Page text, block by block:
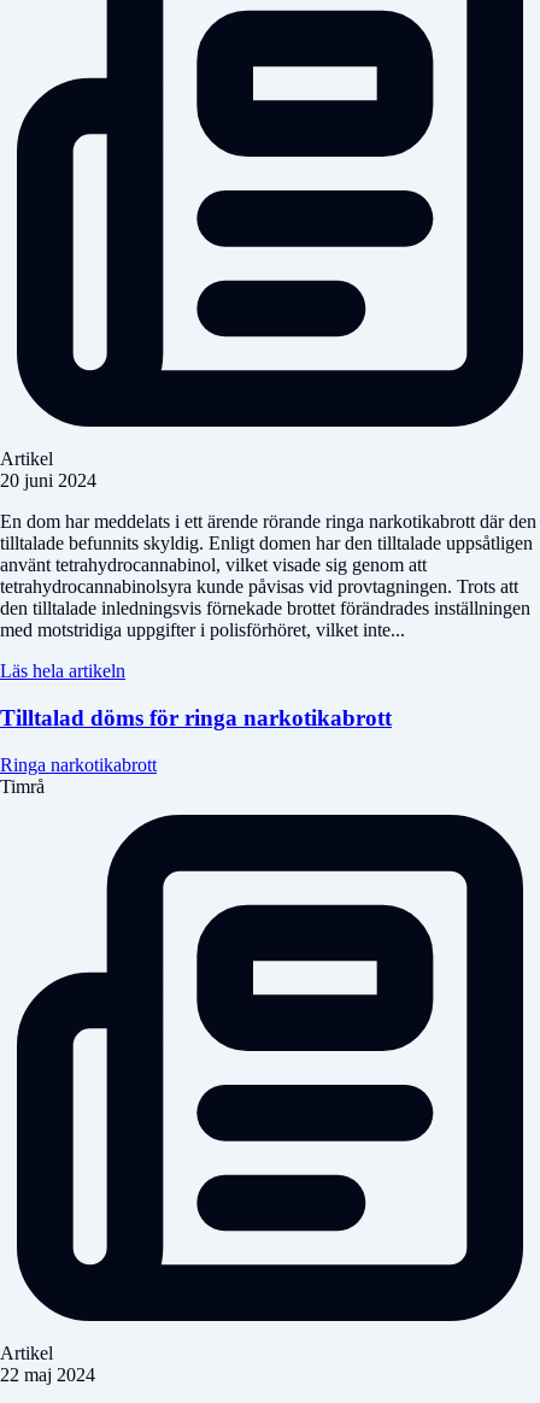
Artikel
20 juni 2024
En dom har meddelats i ett ärende rörande ringa narkotikabrott där den
tilltalade befunnits skyldig. Enligt domen har den tilltalade uppsåtligen
använt tetrahydrocannabinol, vilket visade sig genom att
tetrahydrocannabinolsyra kunde påvisas vid provtagningen. Trots att
den tilltalade inledningsvis förnekade brottet förändrades inställningen
med motstridiga uppgifter i polisförhöret, vilket inte...
Läs hela artikeln
Tilltalad döms för ringa narkotikabrott
Ringa narkotikabrott
Timrå
Artikel
22 maj 2024